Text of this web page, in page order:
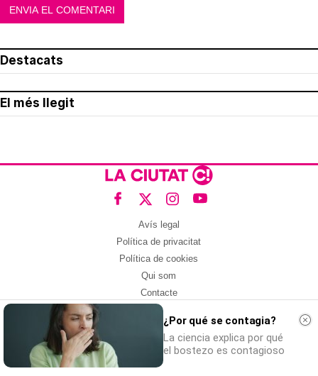
Destacats
El més llegit
Avís legal
Política de privacitat
Política de cookies
Qui som
Contacte
Xarxes socials
Amb col·laboració de:
¿Por qué se contagia?
La ciencia explica por qué
el bostezo es contagioso